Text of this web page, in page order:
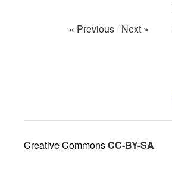
« Previous/ Next »
Creative CommonsCC-BY-SA